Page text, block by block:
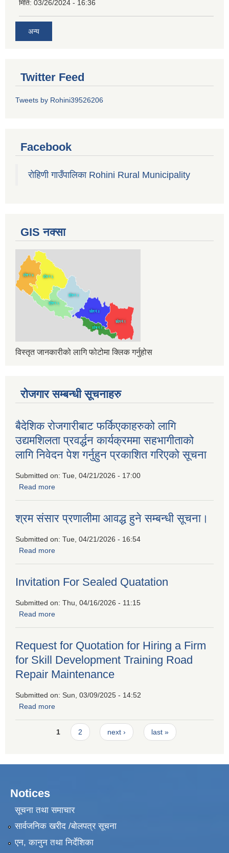
मिति: 03/26/2024 - 16:36
अन्य
Twitter Feed
Tweets by Rohini39526206
Facebook
रोहिणी गाउँपालिका Rohini Rural Municipality
GIS नक्सा
विस्तृत जानकारीको लागि फोटोमा क्लिक गर्नुहोस
रोजगार सम्बन्धी सूचनाहरु
बैदेशिक रोजगारीबाट फर्किएकाहरुको लागि
उद्यमशिलता प्रवर्द्धन कार्यक्रममा सहभागीताको
लागि निवेदन पेश गर्नुहुन प्रकाशित गरिएको सूचना
Submitted on: Tue, 04/21/2026 - 17:00
Read more
श्रम संसार प्रणालीमा आवद्ध हुने सम्बन्धी सूचना।
Submitted on: Tue, 04/21/2026 - 16:54
Read more
Invitation For Sealed Quatation
Submitted on: Thu, 04/16/2026 - 11:15
Read more
Request for Quotation for Hiring a Firm
for Skill Development Training Road
Repair Maintenance
Submitted on: Sun, 03/09/2025 - 14:52
Read more
Pages1 2 next › last »
Notices
सूचना तथा समाचार
सार्वजनिक खरीद /बोलपत्र सूचना
एन, कानुन तथा निर्देशिका